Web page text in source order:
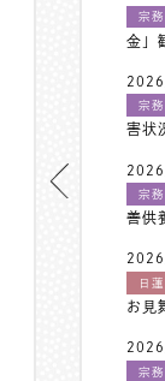
宗務
金」
宗務
害状
宗務
善供
日
お見
宗務